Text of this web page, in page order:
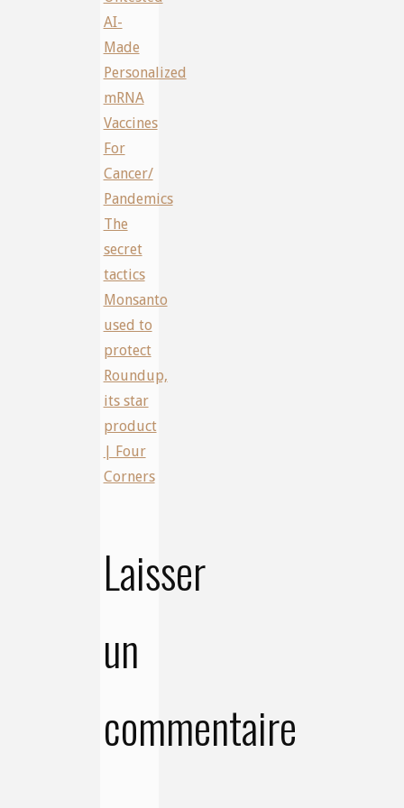
AI-
Made
Personalized
mRNA
Vaccines
For
Cancer/
Pandemics
The
secret
tactics
Monsanto
used to
protect
Roundup,
its star
product
| Four
Corners
Laisser
un
commentaire